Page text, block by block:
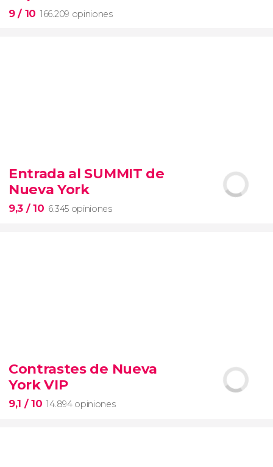
9/ 10 166.209 opiniones
visita guiada por los Museos Vaticanos y la Capilla
Sixtina
entrada preferente
Entrada al SUMMIT de
Nueva York
9,3 / 10 6.345 opiniones
entrada al SUMMIT de Nueva York
miradores más icónicos de Manhattan
Contrastes de Nueva
York VIP
9,1 / 10 14.894 opiniones